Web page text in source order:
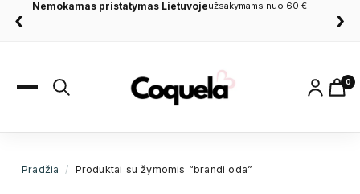
‹
Nemokamas pristatymas Lietuvojeužsakymams nuo 60 €
›
0
Pradžia / Produktai su žymomis “brandi oda”